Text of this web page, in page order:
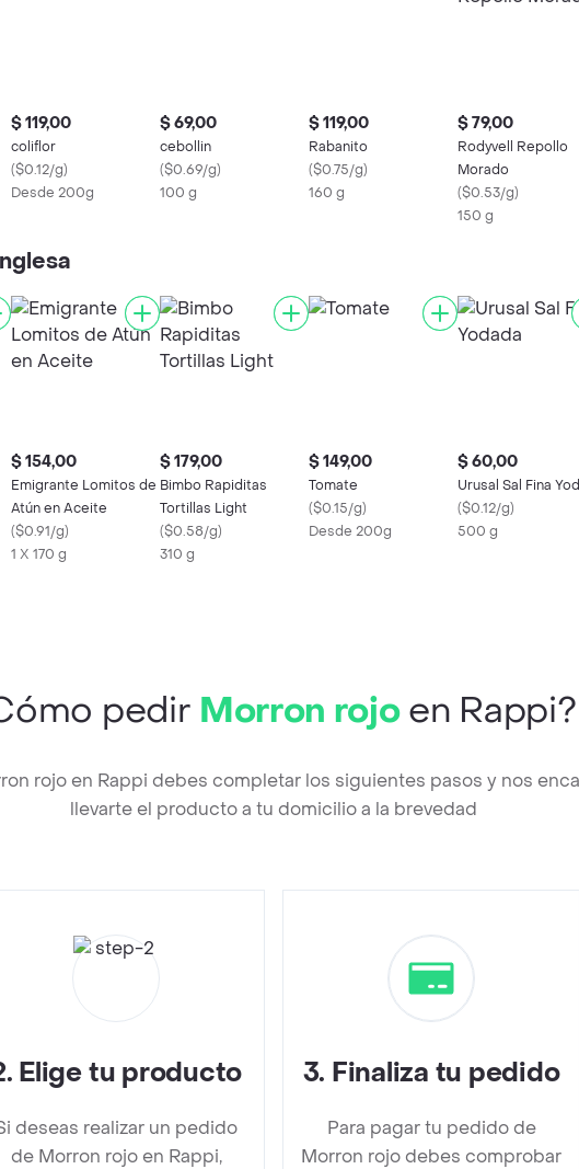
$ 119,00
coliflor
($0.12/g)
Desde 200g
$ 69,00
cebollin
($0.69/g)
100 g
$ 119,00
Rabanito
($0.75/g)
160 g
$ 79,00
Rodyvell Repollo
Morado
($0.53/g)
150 g
$ 154,00
Emigrante Lomitos de
Atún en Aceite
($0.91/g)
1 X 170 g
$ 179,00
Bimbo Rapiditas
Tortillas Light
($0.58/g)
310 g
$ 149,00
Tomate
($0.15/g)
Desde 200g
$ 60,00
Urusal Sal Fina
($0.12/g)
500 g
pedir Morron rojoen Rappi?
rojo en Rappi debes completar los siguientes pasos y nos
llevarte el producto a tu domicilio a la brevedad
. Elige tu producto
deseas realizar un pedido
de Morron rojo en Rappi,
3. Finaliza tu pedido
Para pagar tu pedido de
Morron rojo debes comprobar